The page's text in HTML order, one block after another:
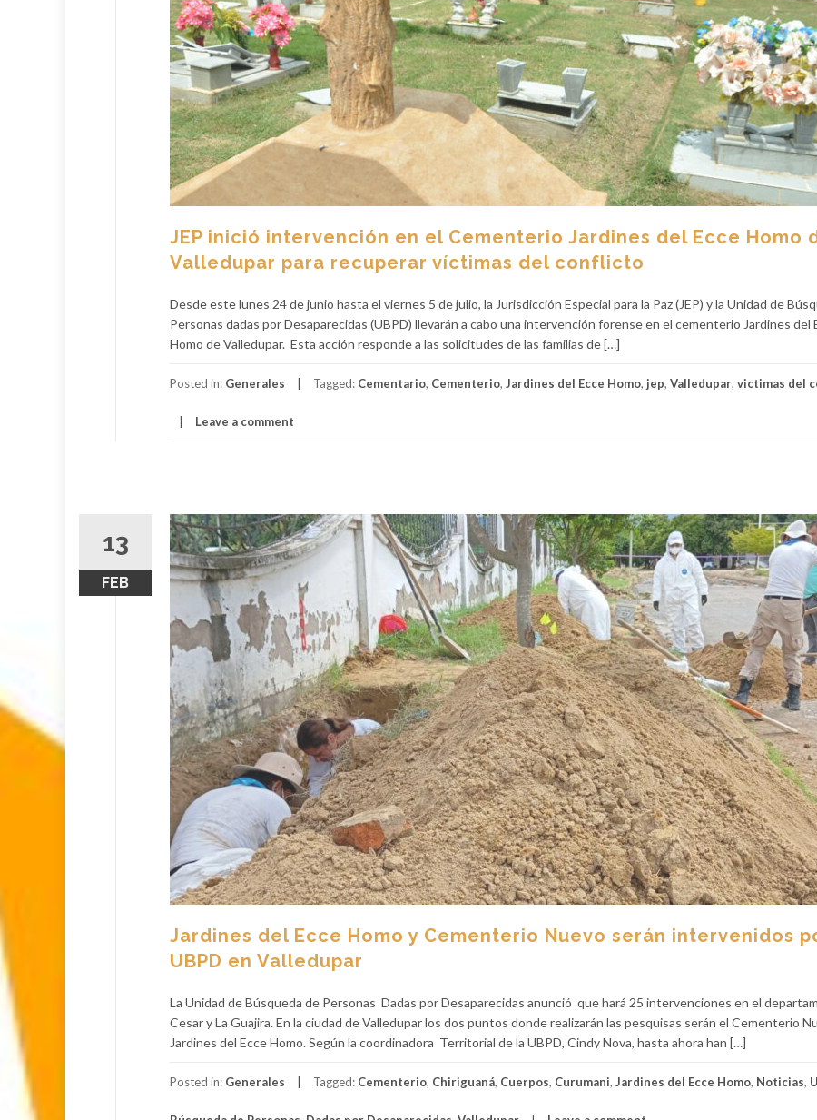
JEP inició intervención en el Cementerio Jardines del Ecce Homo
Valledupar para recuperar víctimas del conflicto
Desde este lunes 24 de junio hasta el viernes 5 de julio, la Jurisdicción Especial para la Paz (JEP) y la Unidad de
Personas dadas por Desaparecidas (UBPD) llevarán a cabo una intervención forense en el cementerio Jardines del
Homo de Valledupar. Esta acción responde a las solicitudes de las familias de […]
Posted in: Generales Tagged: Cementario, Cementerio, Jardines del Ecce Homo, jep, Valledupar, victimas del
Leave a comment
13
FEB
Jardines del Ecce Homo y Cementerio Nuevo serán intervenidos
UBPD en Valledupar
La Unidad de Búsqueda de Personas Dadas por Desaparecidas anunció que hará 25 intervenciones en el
Cesar y La Guajira. En la ciudad de Valledupar los dos puntos donde realizarán las pesquisas serán el Cementerio
Jardines del Ecce Homo. Según la coordinadora Territorial de la UBPD, Cindy Nova, hasta ahora han […]
Posted in: Generales Tagged: Cementerio, Chiriguaná, Cuerpos, Curumani, Jardines del Ecce Homo, Noticias,